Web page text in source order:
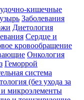
кишечные
Заболевания
Диетология
Сердце и
кровообращение
Онкология
Геморрой
система
(без ухода за
микроэлементы